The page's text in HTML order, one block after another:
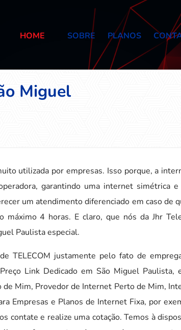
HOME SOBRE PLANOS
Miguel
utilizada por empresas. Isso porque, a
garantindo uma internet simétrica e
um atendimento diferenciado em caso de
máximo 4 horas. E claro, que nós da Jhr
Paulista especial.
TELECOM justamente pelo fato de
Link Dedicado em São Miguel Paulista,
Mim, Provedor de Internet Perto de Mim,
Empresas e Planos de Internet Fixa, por
contate e realize uma cotação. Temos à